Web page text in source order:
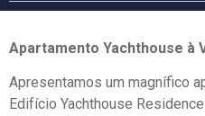
Apartamento Yachthouse à
Apresentamos um magnífico
Edifício Yachthouse